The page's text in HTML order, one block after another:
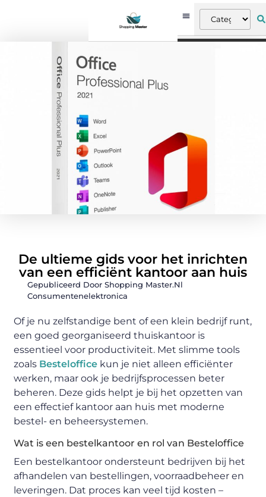
De ultieme gids voor het inrichten
van een efficiënt kantoor aan huis
Gepubliceerd Door Shopping Master.nl
Consumentenelektronica
Of je nu zelfstandige bent of een klein bedrijf runt,
een goed georganiseerd thuiskantoor is
essentieel voor productiviteit. Met slimme tools
zoals Besteloffice kun je niet alleen efficiënter
werken, maar ook je bedrijfsprocessen beter
beheren. Deze gids helpt je bij het opzetten van
een effectief kantoor aan huis met moderne
bestel- en beheersystemen.
Wat is een bestelkantoor en rol van Besteloffice
Een bestelkantoor ondersteunt bedrijven bij het
afhandelen van bestellingen, voorraadbeheer en
leveringen. Dat proces kan veel tijd kosten –